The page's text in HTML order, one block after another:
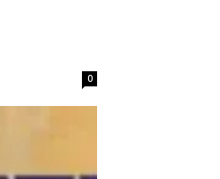
0